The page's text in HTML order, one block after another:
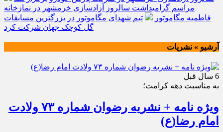
مراسم گرامیداشت سالروز آزادسازی خرمشهر در نمازخانه
فاطمیه مگاموتور
تیم شهدای مگاموتور در بزرگترین مسابقات
گل کوچک جهان شرکت کرد
آرشیو » نشریات
6 سال قبل
به مناسبت دهه كرامت؛
ویژه نامه + نشریه رضوان شماره ۷۳ ولادت
امام رضا(ع)